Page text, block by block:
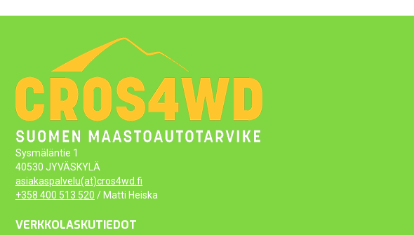
Sysmäläntie 1
40530 JYVÄSKYLÄ
asiakaspalvelu(at)cros4wd.fi
+358 400 513 520 / Matti Heiska
VERKKOLASKUTIEDOT